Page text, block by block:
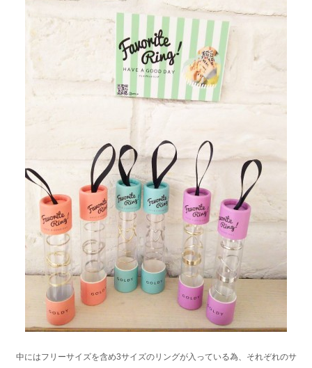
中にはフリーサイズを含め3サイズのリングが入っている為、それぞれのサ